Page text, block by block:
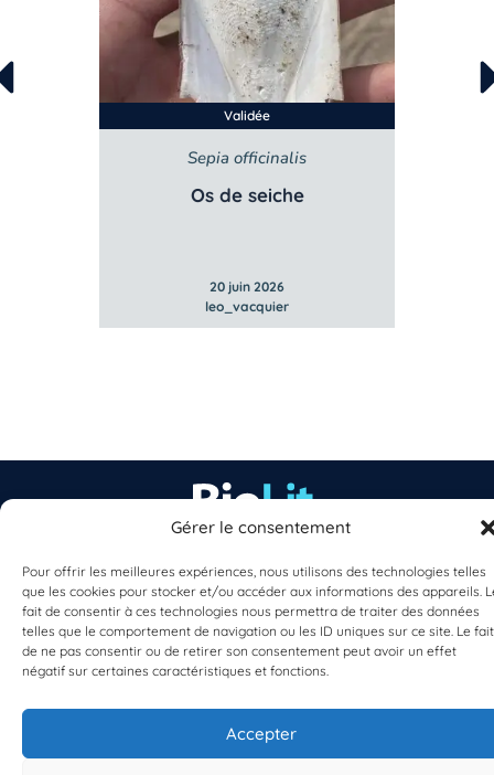
Gérer le consentement
Pour offrir les meilleures expériences, nous utilisons des technologies telles
que les cookies pour stocker et/ou accéder aux informations des appareils.
fait de consentir à ces technologies nous permettra de traiter des données
telles que le comportement de navigation ou les ID uniques sur ce site. Le fait
de ne pas consentir ou de retirer son consentement peut avoir un effet
négatif sur certaines caractéristiques et fonctions.
Accepter
Validée
Sepia officinalis
Os de seiche
20 juin 2026
leo_vacquier
S'INSCRIRE À LA NEWSLETTER
PLANÈTE MER